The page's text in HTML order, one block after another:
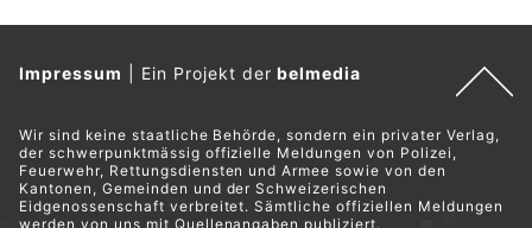
Impressum Ein Projekt derbelmedia
Wir sind keine staatliche Behörde, sondern ein privater Verlag,
der schwerpunktmässig offizielle Meldungen von Polizei,
Feuerwehr, Rettungsdiensten und Armee sowie von den
Kantonen, Gemeinden und der Schweizerischen
Eidgenossenschaft verbreitet. Sämtliche offiziellen Meldungen
werden von uns mit Quellenangaben publiziert.